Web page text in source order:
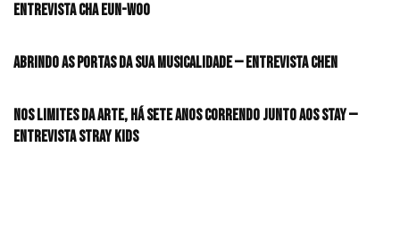
Entrevista CHA EUN-WOO
Abrindo as portas da sua musicalidade — Entrevista CHEN
Nos limites da arte, há sete anos correndo junto aos STAY —
Entrevista Stray Kids